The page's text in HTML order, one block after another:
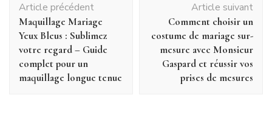
d'article
Article précédent
Maquillage Mariage
Yeux Bleus : Sublimez
votre regard – Guide
complet pour un
maquillage longue tenue
Article suivant
Comment choisir un
costume de mariage sur-
mesure avec Monsieur
Gaspard et réussir vos
prises de mesures